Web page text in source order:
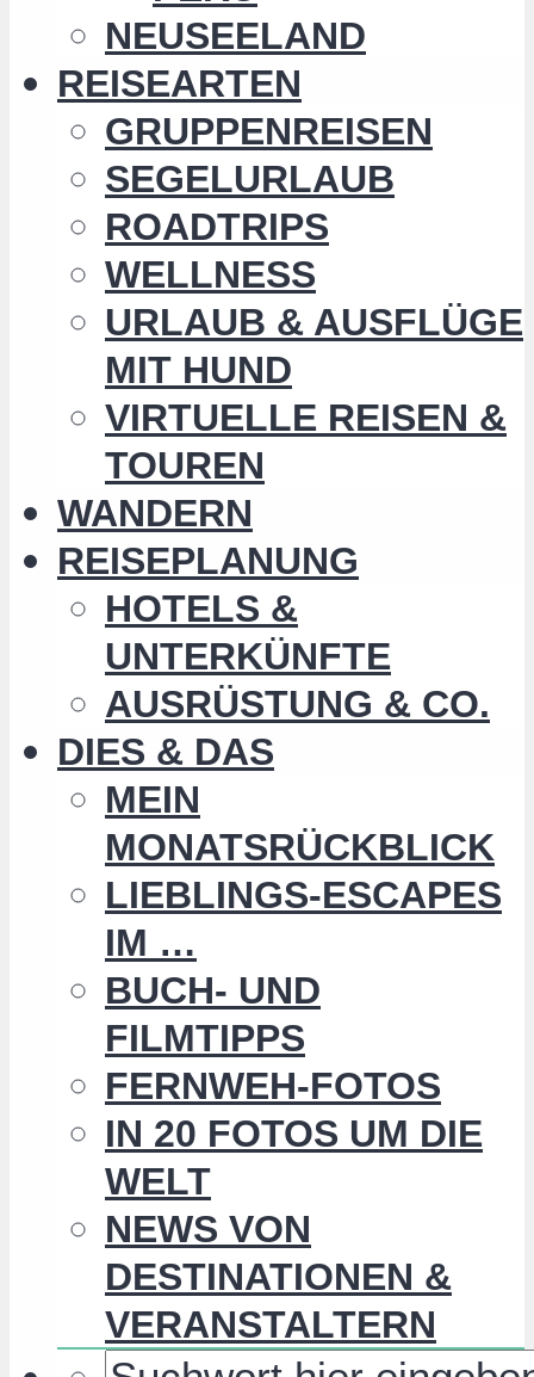
NEUSEELAND
REISEARTEN
GRUPPENREISEN
SEGELURLAUB
ROADTRIPS
WELLNESS
URLAUB & AUSFLÜGE
MIT HUND
VIRTUELLE REISEN &
TOUREN
WANDERN
REISEPLANUNG
HOTELS &
UNTERKÜNFTE
AUSRÜSTUNG & CO.
DIES & DAS
MEIN
MONATSRÜCKBLICK
LIEBLINGS-ESCAPES
IM …
BUCH- UND
FILMTIPPS
FERNWEH-FOTOS
IN 20 FOTOS UM DIE
WELT
NEWS VON
DESTINATIONEN &
VERANSTALTERN